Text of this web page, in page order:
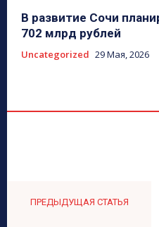
В развитие Сочи
702 млрд рублей
Uncategorized 29 Мая, 2026
ПРЕДЫДУЩАЯ СТАТЬЯ